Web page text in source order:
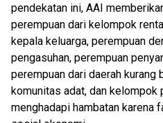
pendekatan ini, AAI
perempuan dari kelompok
kepala keluarga, perempuan
pengasuhan, perempuan
perempuan dari daerah kurang
komunitas adat, dan kelompok
menghadapi hambatan karena